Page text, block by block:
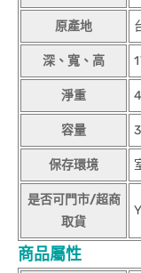
原產地
深、寬、高
淨重
容量
保存環境
是否可門市/超商
取貨
Y
商品屬性